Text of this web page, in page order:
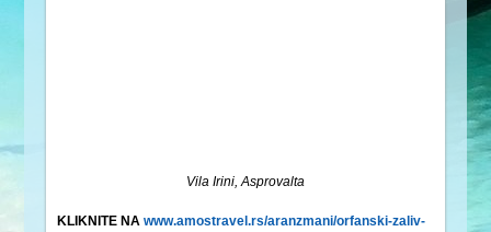
Vila Irini, Asprovalta
KLIKNITE NAwww.amostravel.rs/aranzmani/orfanski-zaliv-